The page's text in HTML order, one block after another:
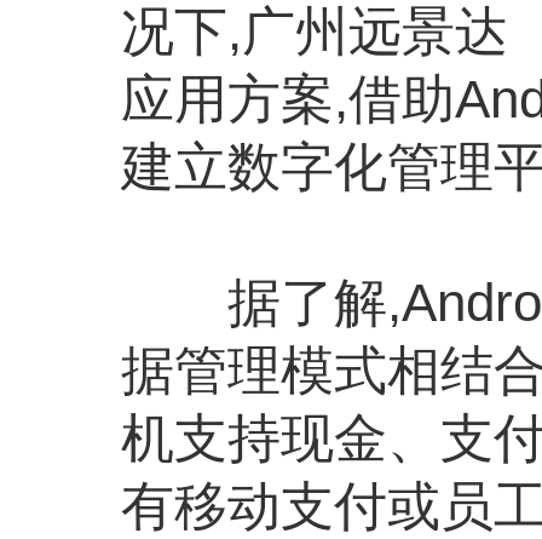
况下,广州远景达
应用方案,借助
建立数字化管理
据了解
据管理模式相结
机支持现金、支
有移动支付或员